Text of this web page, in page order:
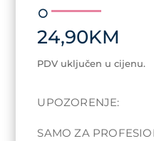
24,90KM
PDV uključen u cijenu.
UPOZORENJE:
SAMO ZA